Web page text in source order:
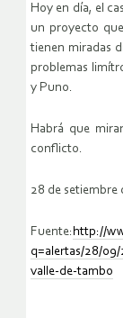
Hoy en día, el
un proyecto
tienen miradas
problemas
y Puno.
Habrá que
conflicto.
28 de setiembre
Fuente: http://
q=alertas/28/
valle-de-tambo